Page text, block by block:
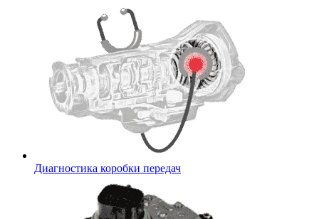
Диагностика коробки передач